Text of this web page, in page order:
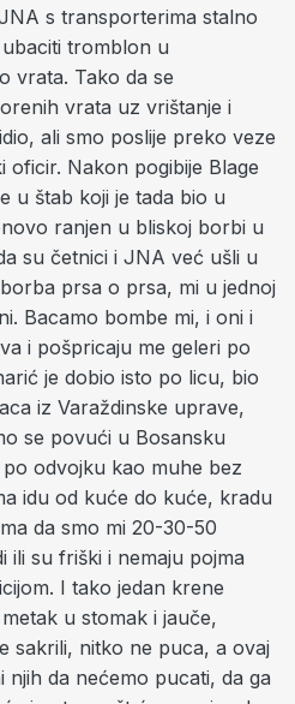
s transporterima stalno
tromblon u
vrata. Tako da se
vrata uz vrištanje i
ali smo poslije preko veze
oficir. Nakon pogibije Blage
u štab koji je tada bio u
ranjen u bliskoj borbi u
su četnici i JNA već ušli u
prsa o prsa, mi u jednoj
Bacamo bombe mi, i oni i
i pošpricaju me geleri po
je dobio isto po licu, bio
iz Varaždinske uprave,
se povući u Bosansku
odvojku kao muhe bez
idu od kuće do kuće, kradu
da smo mi 20-30-50
ili su friški i nemaju pojma
I tako jedan krene
u stomak i jauče,
sakrili, nitko ne puca, a ovaj
njih da nećemo pucati, da ga